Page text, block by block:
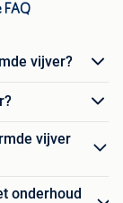
FAQ
vijver?
vijver
onderhoud